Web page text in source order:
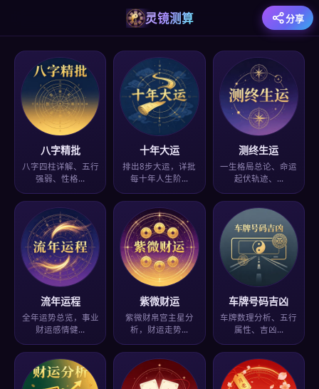
灵镜测算 分享
八字精批
八字四柱详解、五行
强弱、性格…
十年大运
排出8步大运，详批
每十年人生阶…
测终生运
一生格局总论、命运
起伏轨迹、…
流年运程
全年运势总览，事业
财运感情健…
紫微财运
紫微财帛宫主星分
析，财运走势…
车牌号码吉凶
车牌数理分析、五行
属性、吉凶…